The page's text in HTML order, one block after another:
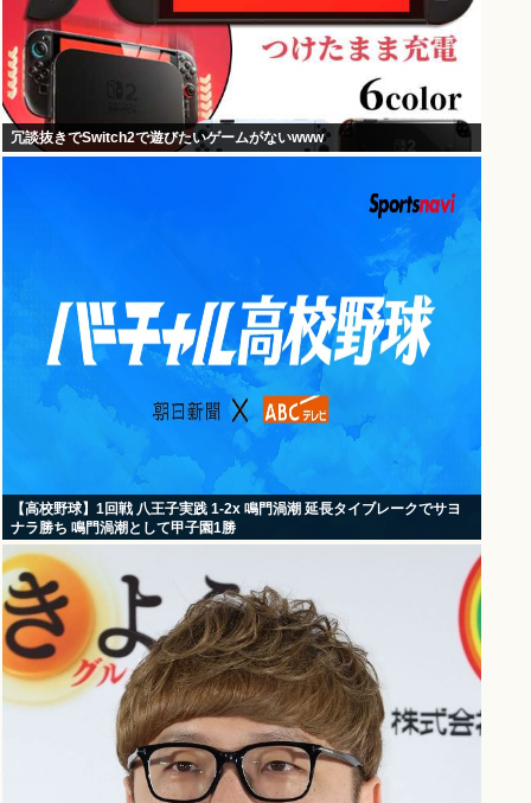
冗談抜きでSwitch2で遊びたいゲームがないwww
【高校野球】1回戦 八王子実践 1-2x 鳴門渦潮 延長タイブレークでサヨ
ナラ勝ち 鳴門渦潮として甲子園1勝